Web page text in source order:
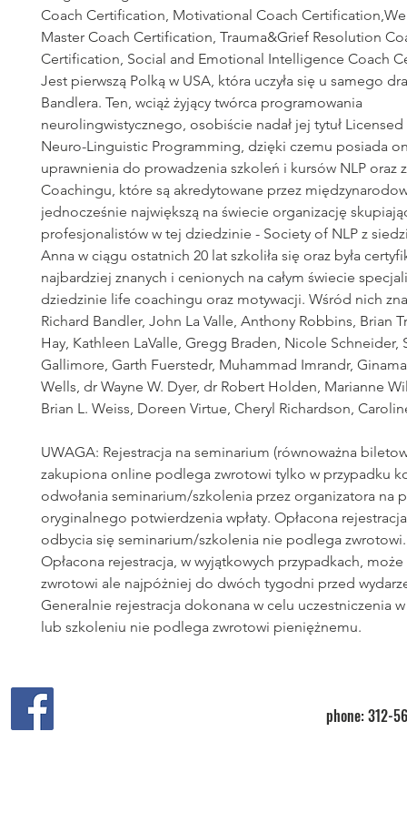
Coach Certification, Motivational Coach
Master Coach Certification, Trauma&Grief Resolution
Certification, Social and Emotional Intelligence Coach
Jest pierwszą Polką w USA, która uczyła się u samego
Bandlera. Ten, wciąż żyjący twórca programowania
neurolingwistycznego, osobiście nadał jej tytuł
Neuro-Linguistic Programming, dzięki czemu posiada
uprawnienia do prowadzenia szkoleń i kursów NLP oraz
Coachingu, które są akredytowane przez
jednocześnie największą na świecie organizację
profesjonalistów w tej dziedzinie - Society of NLP z
Anna w ciągu ostatnich 20 lat szkoliła się oraz była
najbardziej znanych i cenionych na całym świecie
dziedzinie life coachingu oraz motywacji. Wśród nich
Richard Bandler, John La Valle, Anthony Robbins, Brian
Hay, Kathleen LaValle, Gregg Braden, Nicole Schneider,
Gallimore, Garth Fuerstedr, Muhammad Imrandr,
Wells, dr Wayne W. Dyer, dr Robert Holden, Marianne
Brian L. Weiss, Doreen Virtue, Cheryl Richardson,
UWAGA: Rejestracja na seminarium (równoważna
zakupiona online podlega zwrotowi tylko w przypadku
odwołania seminarium/szkolenia przez organizatora na
oryginalnego potwierdzenia wpłaty. Opłacona
odbycia się seminarium/szkolenia nie podlega zwrotowi.
Opłacona rejestracja, w wyjątkowych przypadkach,
zwrotowi ale najpóżniej do dwóch tygodni przed
Generalnie rejestracja dokonana w celu uczestniczenia
lub szkoleniu nie podlega zwrotowi pieniężnemu.
phone: 312-